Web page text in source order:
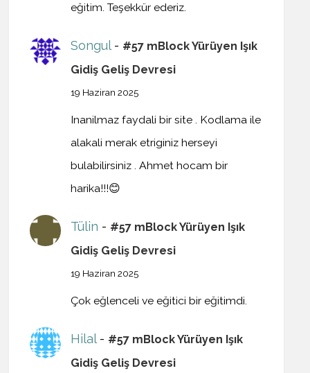
eğitim. Teşekkür ederiz.
Songul- #57 mBlock Yürüyen Işık
Gidiş Geliş Devresi
19 Haziran 2025
Inanilmaz faydali bir site . Kodlama ile
alakali merak etriginiz herseyi
bulabilirsiniz . Ahmet hocam bir
harika!!!😊
Tülin - #57 mBlock Yürüyen Işık
Gidiş Geliş Devresi
19 Haziran 2025
Çok eğlenceli ve eğitici bir eğitimdi.
Hilal- #57 mBlock Yürüyen Işık
Gidiş Geliş Devresi